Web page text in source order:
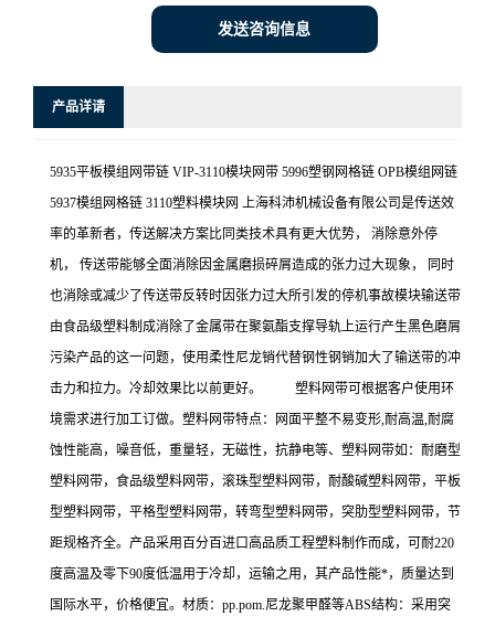
发送咨询信息
产品详请
5935平板模组网带链 VIP-3110模块网带 5996塑钢网格链 OPB模组网链
5937模组网格链 3110塑料模块网 上海科沛机械设备有限公司是传送效
率的革新者，传送解决方案比同类技术具有更大优势， 消除意外停
机， 传送带能够全面消除因金属磨损碎屑造成的张力过大现象， 同时
也消除或减少了传送带反转时因张力过大所引发的停机事故模块输送带
由食品级塑料制成消除了金属带在聚氨酯支撑导轨上运行产生黑色磨屑
污染产品的这一问题，使用柔性尼龙销代替钢性钢销加大了输送带的冲
击力和拉力。冷却效果比以前更好。 塑料网带可根据客户使用环
境需求进行加工订做。塑料网带特点：网面平整不易变形,耐高温,耐腐
蚀性能高，噪音低，重量轻，无磁性，抗静电等、塑料网带如：耐磨型
塑料网带，食品级塑料网带，滚珠型塑料网带，耐酸碱塑料网带，平板
型塑料网带，平格型塑料网带，转弯型塑料网带，突肋型塑料网带，节
距规格齐全。产品采用百分百进口高品质工程塑料制作而成，可耐220
度高温及零下90度低温用于冷却，运输之用，其产品性能*，质量达到
国际水平，价格便宜。材质：pp.pom.尼龙聚甲醛等ABS结构：采用突